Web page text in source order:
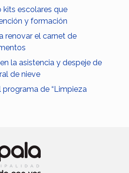
kits escolares que
y formación
renovar el carnet de
la asistencia y despeje de
de nieve
programa de “Limpieza